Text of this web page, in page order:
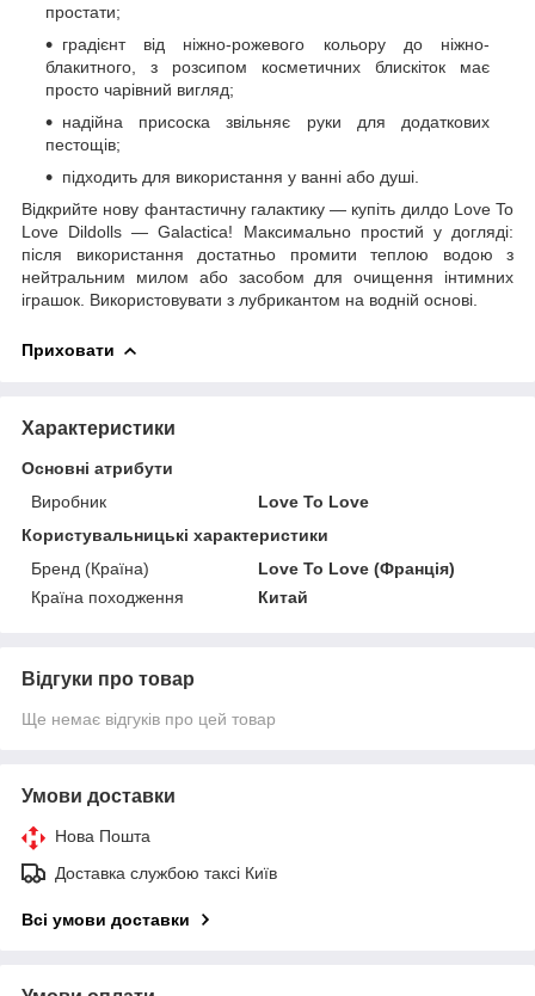
простати;
градієнт від ніжно-рожевого кольору до ніжно-
блакитного, з розсипом косметичних блискіток має
просто чарівний вигляд;
надійна присоска звільняє руки для додаткових
пестощів;
підходить для використання у ванні або душі.
Відкрийте нову фантастичну галактику — купіть дилдо Love To
Love Dildolls — Galactica! Максимально простий у догляді:
після використання достатньо промити теплою водою з
нейтральним милом або засобом для очищення інтимних
іграшок. Використовувати з лубрикантом на водній основі.
Приховати
Характеристики
Основні атрибути
Виробник
Love To Love
Користувальницькі характеристики
Бренд (Країна)
Love To Love (Франція)
Країна походження
Китай
Відгуки про товар
Ще немає відгуків про цей товар
Умови доставки
Нова Пошта
Доставка службою таксі Київ
Всі умови доставки